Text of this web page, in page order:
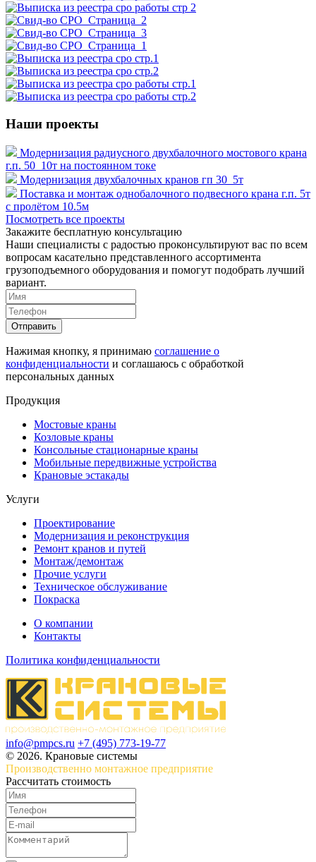
Наши проекты
Модернизация радиусного двухбалочного мостового крана
г.п. 50_10т на постоянном токе
Модернизация двухбалочных кранов гп 30_5т
Поставка и монтаж однобалочного подвесного крана г.п. 5т
с пролётом 10.5м
Посмотреть все проекты
Закажите бесплатную консультацию
Наши специалисты с радостью проконсультируют вас по всем
вопросам касательно представленного ассортимента
грузоподъемного оборудования и помогут подобрать лучший
вариант.
Отправить
Нажимая кнопку, я принимаю соглашение о
конфиденциальности и соглашаюсь с обработкой
персональных данных
Продукция
Мостовые краны
Козловые краны
Консольные стационарные краны
Мобильные передвижные устройства
Крановые эстакады
Услуги
Проектирование
Модернизация и реконструкция
Ремонт кранов и путей
Монтаж/демонтаж
Прочие услуги
Техническое обслуживание
Покраска
О компании
Контакты
Политика конфиденциальности
info@pmpcs.ru +7 (495) 773-19-77
© 2026. Крановые системы
Производственно монтажное предприятие
Рассчитать стоимость